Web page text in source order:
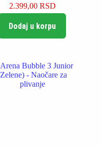
2.399,00 RSD
Dodaj u korpu